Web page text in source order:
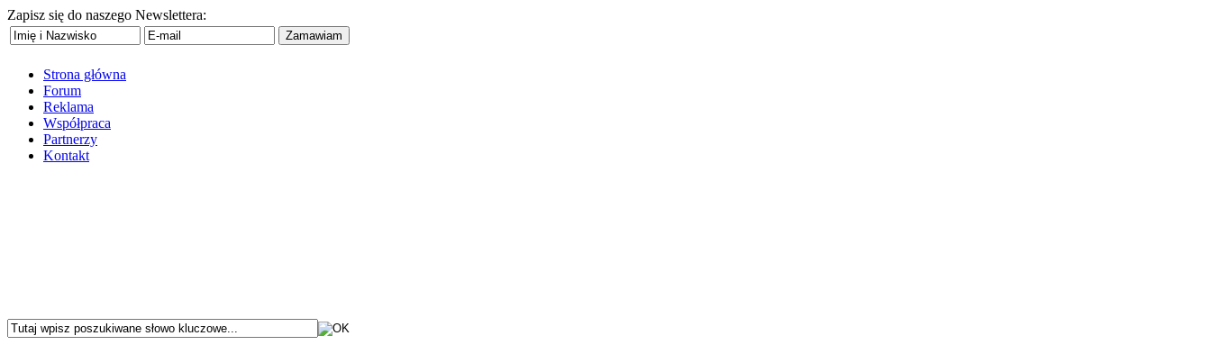
Zapisz się do naszego Newslettera:
Strona główna
Forum
Reklama
Współpraca
Partnerzy
Kontakt